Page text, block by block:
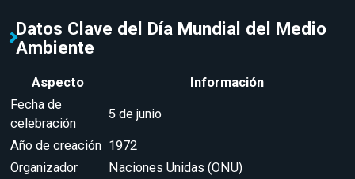
Datos Clave del Día Mundial del Medio
Ambiente
Aspecto
Información
Fecha de
celebración
5 de junio
Año de creación 1972
Organizador
Naciones Unidas (ONU)